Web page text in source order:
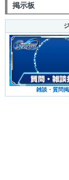
掲示板
雑談・質問